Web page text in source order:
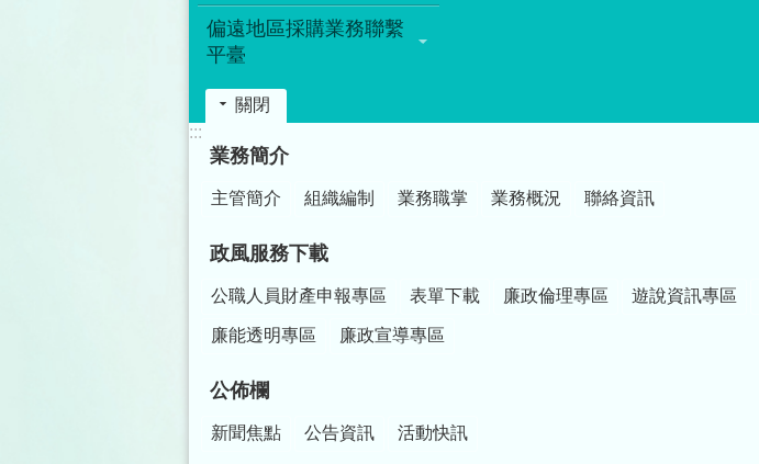
偏遠地區採購業務聯繫
平臺
關閉
:::
業務簡介
主管簡介 組織編制 業務職掌 業務概況 聯絡資訊
政風服務下載
公職人員財產申報專區 表單下載 廉政倫理專區 遊說資訊專區
廉能透明專區 廉政宣導專區
公佈欄
新聞焦點 公告資訊 活動快訊